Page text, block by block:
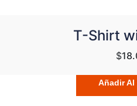
T-Shirt
$
Añadir Al